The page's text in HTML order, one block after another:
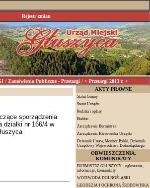
Rejestr zmian
Zamówienia Publiczne - Przetargi / < Przetargi 2013 r. >
sporządzenia
działki nr 166/4 w
AKTY PRAWNE
Statut Gminy
Statut Urzędu
Podatki i opłaty
Budżet
Zarządzenia Burmistrza
Zarządzenia Kierownika Urzędu
Dziennik Ustaw, Monitor Polski, Dziennik
Urzędowy Województwa Dolnośląskiego
OBWIESZCZENIA,
KOMUNIKATY
BURMISTRZ GŁUSZYCY - ogłoszenia,
informacje, komunikaty
WOJEWODA DOLNOŚLĄSKI
GEODEZJA I OCHRONA ŚRODOWISKA